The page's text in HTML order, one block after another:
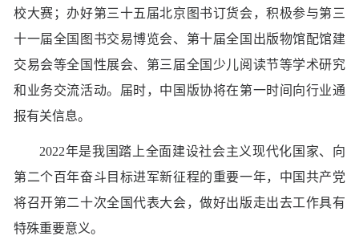
校大赛；办好第三十五届北京图书订货会，积极参与第三
十一届全国图书交易博览会、第十届全国出版物馆配馆建
交易会等全国性展会、第三届全国少儿阅读节等学术研究
和业务交流活动。届时，中国版协将在第一时间向行业通
报有关信息。
2022年是我国踏上全面建设社会主义现代化国家、向
第二个百年奋斗目标进军新征程的重要一年，中国共产党
将召开第二十次全国代表大会，做好出版走出去工作具有
特殊重要意义。